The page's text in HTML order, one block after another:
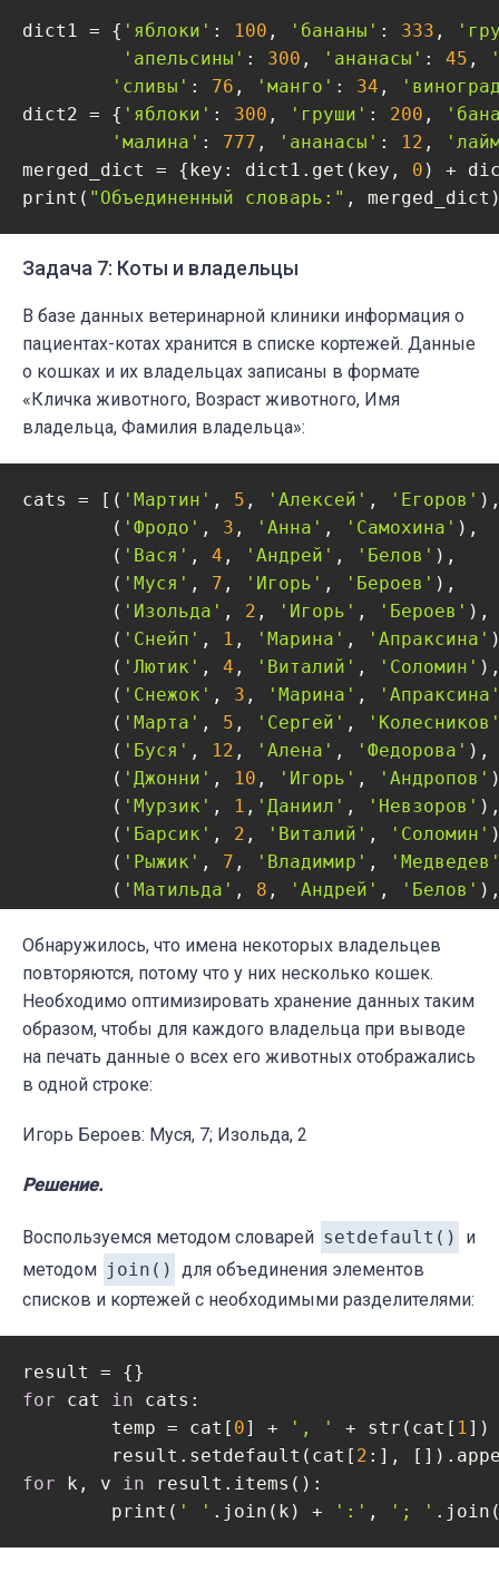
dict1 = { 'яблоки' : 100 , 'бананы' : 333 ,
'апельсины' : 300 , 'ананасы' : 45 ,
'сливы' : 76 , 'манго' : 34 ,
dict2 = { 'яблоки' : 300 , 'груши' : 200 ,
'малина' : 777 , 'ананасы' : 12 ,
merged_dict = {key: dict1.get(key, 0 ) +
print( "Объединенный словарь:" ,
Задача 7: Коты и владельцы
В базе данных ветеринарной клиники информация о
пациентах-котах хранится в списке кортежей. Данные
о кошках и их владельцах записаны в формате
«Кличка животного, Возраст животного, Имя
владельца, Фамилия владельца»:
cats = [( 'Мартин' , 5 , 'Алексей' , 'Егоров'
    	(
'Фродо' , 3 , 'Анна' , 'Самохина' ),
    	(
'Вася' , 4 , 'Андрей' , 'Белов' ),
    	(
'Муся' , 7 , 'Игорь' , 'Бероев' ),
    	(
'Изольда' , 2 , 'Игорь' , 'Бероев' ),
    	(
'Снейп' , 1 , 'Марина' , 'Апраксина'
    	(
'Лютик' , 4 , 'Виталий' , 'Соломин'
    	(
'Снежок' , 3 , 'Марина' ,
    	(
'Марта' , 5 , 'Сергей' ,
    	(
'Буся' , 12 , 'Алена' , 'Федорова' ),
    	(
'Джонни' , 10 , 'Игорь' , 'Андропов'
    	(
'Мурзик' , 1 , 'Даниил' , 'Невзоров'
    	(
'Барсик' , 2 , 'Виталий' , 'Соломин'
    	(
'Рыжик' , 7 , 'Владимир' ,
        (
'Матильда' , 8 , 'Андрей' , 'Белов'
Обнаружилось, что имена некоторых владельцев
повторяются, потому что у них несколько кошек.
Необходимо оптимизировать хранение данных таким
образом, чтобы для каждого владельца при выводе
на печать данные о всех его животных отображались
в одной строке:
Игорь Бероев: Муся, 7; Изольда, 2
Решение.
Воспользуемся методом словарей setdefault()
и
методом join() для объединения элементов
списков и кортежей с необходимыми разделителями:
for cat in cats:
	temp = cat[
0] + ', ' + str(cat[ 1])
	result.setdefault(cat[
2
for k, v in result.items():
	print(
' ' .join(k) + ':' , '; '